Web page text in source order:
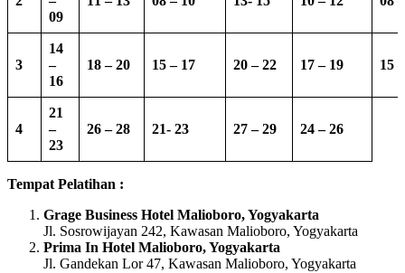
09
3
14
–
16
18 – 20 15 – 17 20 – 22 17 – 19 15
4
21
–
23
26 – 28 21- 23 27 – 29 24 – 26
Tempat Pelatihan :
Grage Business Hotel Malioboro, Yogyakarta
Jl. Sosrowijayan 242, Kawasan Malioboro, Yogyakarta
Prima In Hotel Malioboro, Yogyakarta
Jl. Gandekan Lor 47, Kawasan Malioboro, Yogyakarta